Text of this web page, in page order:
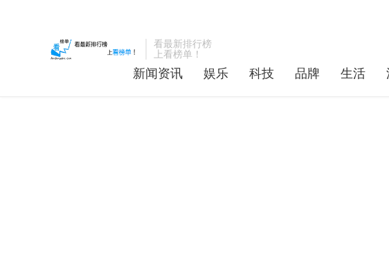
看最新排行榜
上看榜单！
新闻资讯 娱乐 科技 品牌 生活